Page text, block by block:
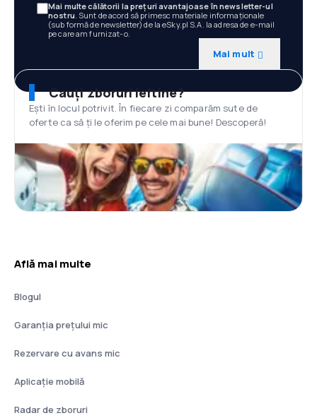
Mai multe călătorii la prețuri avantajoase în newsletter-ul
nostru. Sunt de acord să primesc materiale informaționale
(sub formă de newsletter) de la eSky.pl S.A. la adresa de e-mail
pe care am furnizat-o.
Mai mult
Cauți zboruri ieftine?
Ești în locul potrivit. În fiecare zi comparăm sute de
oferte ca să ți le oferim pe cele mai bune! Descoperă!
Află mai multe
Blogul
Garanția prețului mic
Rezervare cu avans mic
Aplicație mobilă
Radar de zboruri